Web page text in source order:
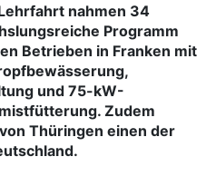
nahmen 34
Programm
Betrieben in Franken mit
und 75-kW-
Zudem
Thüringen einen der